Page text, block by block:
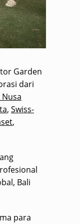
Garden
dari
Nusa
, Swiss-
,
Bali
para